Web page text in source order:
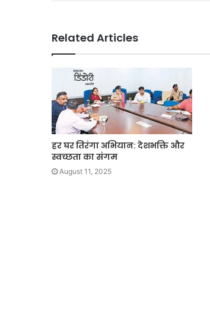
Related Articles
हर घर तिरंगा अभियान: देशभक्ति और
स्वच्छता का संगम
August 11, 2025